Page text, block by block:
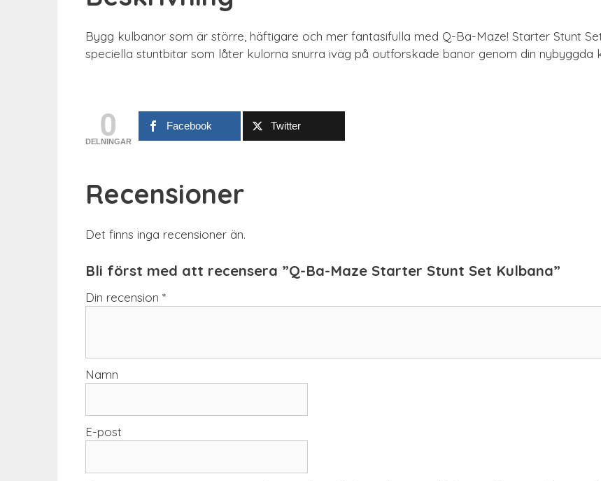
Bygg kulbanor som är större, häftigare och mer fantasifulla med Q-Ba-Maze! Starter Stunt
speciella stuntbitar som låter kulorna snurra iväg på outforskade banor genom din nybyggda
0
DELNINGAR
Facebook Twitter
Recensioner
Det finns inga recensioner än.
Bli först med att recensera ”Q-Ba-Maze Starter Stunt Set Kulbana”
Din recension *
Namn
E-post